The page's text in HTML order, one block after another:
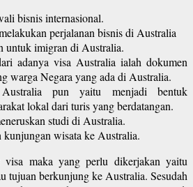
bisnis internasional.
perjalanan bisnis di Australia
untuk imigran di Australia.
adanya visa Australia ialah dokumen
warga Negara yang ada di Australia.
pun yaitu menjadi bentuk
lokal dari turis yang berdatangan.
studi di Australia.
kunjungan wisata ke Australia.
visa maka yang perlu dikerjakan yaitu
tujuan berkunjung ke Australia. Sesudah